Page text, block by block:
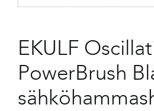
EKULF
PowerBrush